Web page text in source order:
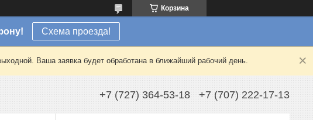
Корзина
Схема проезда!
Ваша заявка будет обработана в ближайший рабочий день.
+7 (727) 364-53-18 +7 (707) 222-17-13